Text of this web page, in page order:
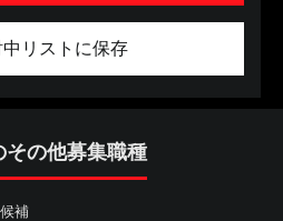
リストに保存
その他募集職種
補